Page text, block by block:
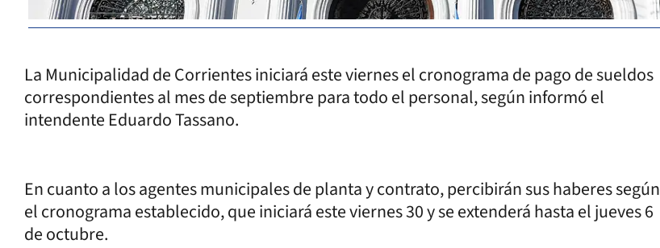
La Municipalidad de Corrientes iniciará este viernes el cronograma de pago de sueldos
correspondientes al mes de septiembre para todo el personal, según informó el
intendente Eduardo Tassano.
En cuanto a los agentes municipales de planta y contrato, percibirán sus haberes según
el cronograma establecido, que iniciará este viernes 30 y se extenderá hasta el jueves 6
de octubre.